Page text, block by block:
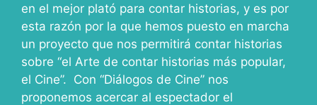
en el mejor plató para contar historias, y es por
esta razón por la que hemos puesto en marcha
un proyecto que nos permitirá contar historias
sobre “el Arte de contar historias más popular,
el Cine”. Con “Diálogos de Cine” nos
proponemos acercar al espectador el